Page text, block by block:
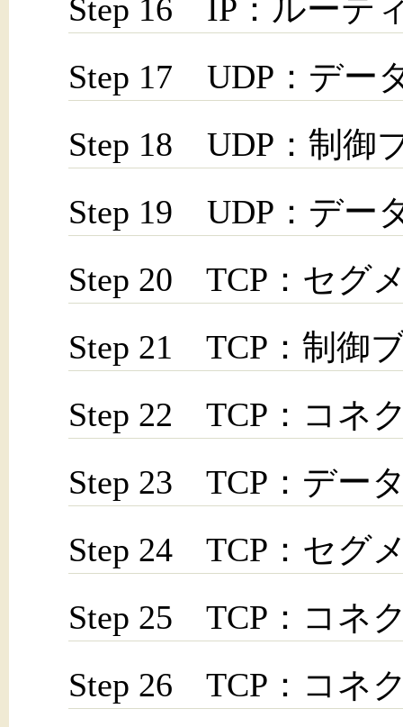
Step 16 IP：ルーテ
Step 17 UDP：デー
Step 18 UDP：制御
Step 19 UDP：デー
Step 20 TCP：セグ
Step 21 TCP：制御
Step 22 TCP：コネ
Step 23 TCP：デー
Step 24 TCP：セグ
Step 25 TCP：コネ
Step 26 TCP：コネ